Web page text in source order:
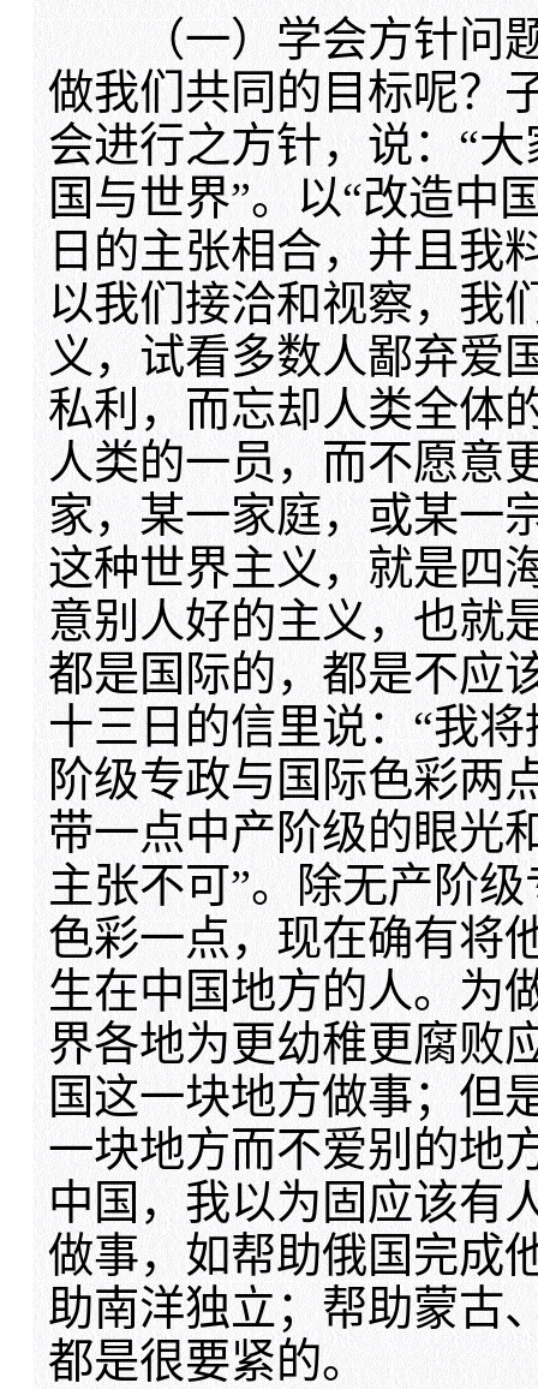
（一）学会方针问题
做我们共同的目标呢？
会进行之方针，说：“
国与世界”。以“改造中
日的主张相合，并且我
以我们接洽和视察，我
义，试看多数人鄙弃爱
私利，而忘却人类全体
人类的一员，而不愿意
家，某一家庭，或某一
这种世界主义，就是四
意别人好的主义，也就
都是国际的，都是不应
十三日的信里说：“我
阶级专政与国际色彩两
带一点中产阶级的眼光
主张不可”。除无产阶
色彩一点，现在确有将
生在中国地方的人。为
界各地为更幼稚更腐败
国这一块地方做事；但
一块地方而不爱别的地
中国，我以为固应该有
做事，如帮助俄国完成
助南洋独立；帮助蒙古
都是很要紧的。